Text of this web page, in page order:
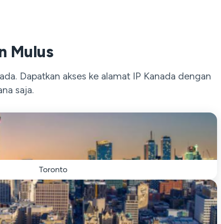
Mulus
Dapatkan akses ke alamat IP Kanada dengan
saja.
Toronto